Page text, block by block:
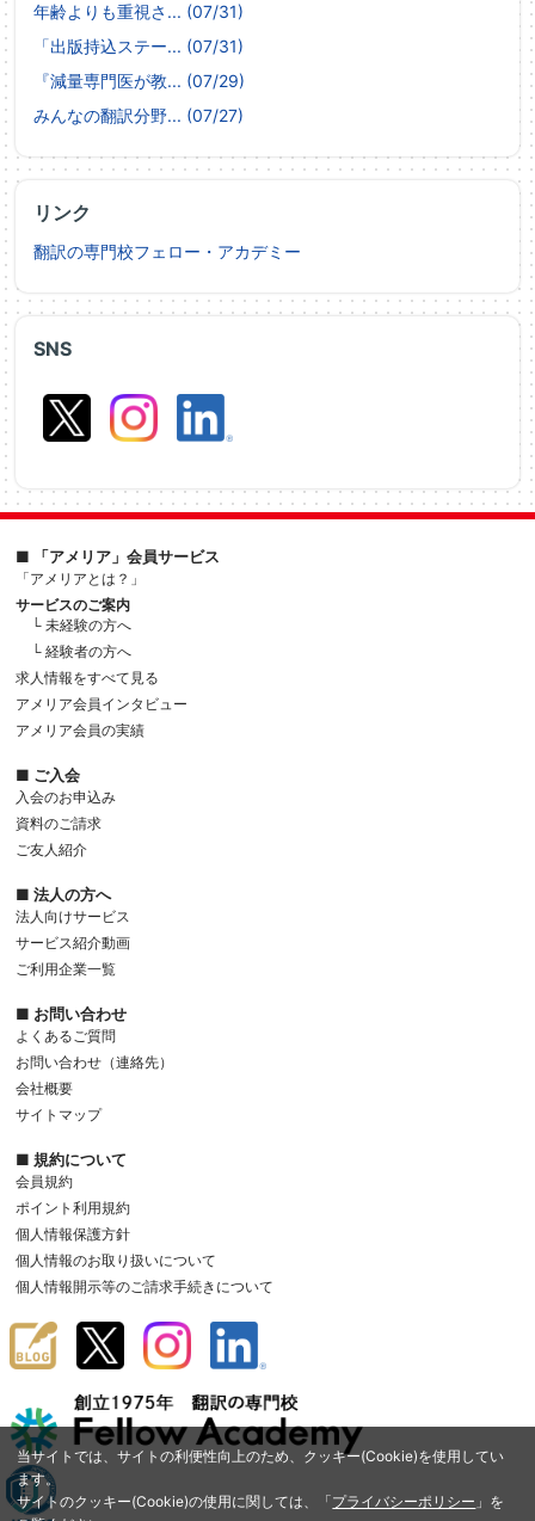
当サイトでは、サイトの利便性向上のため、クッキー(Cookie)を使用してい
ます。
サイトのクッキー(Cookie)の使用に関しては、「プライバシーポリシー 」を
SNS
年齢よりも重視さ... (07/31)
「出版持込ステー... (07/31)
『減量専門医が教... (07/29)
みんなの翻訳分野... (07/27)
リンク
翻訳の専門校フェロー・アカデミー
■ 「アメリア」会員サービス
「アメリアとは？」
サービスのご案内
└ 未経験の方へ
└ 経験者の方へ
求人情報をすべて見る
アメリア会員インタビュー
アメリア会員の実績
■ ご入会
入会のお申込み
資料のご請求
ご友人紹介
■ 法人の方へ
法人向けサービス
サービス紹介動画
ご利用企業一覧
■ お問い合わせ
よくあるご質問
お問い合わせ（連絡先）
会社概要
サイトマップ
■ 規約について
会員規約
ポイント利用規約
個人情報保護方針
個人情報のお取り扱いについて
個人情報開示等のご請求手続きについて